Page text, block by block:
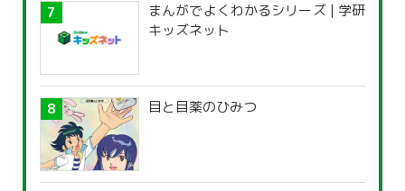
まんがでよくわかるシリーズ | 学研
キッズネット
目と目薬のひみつ